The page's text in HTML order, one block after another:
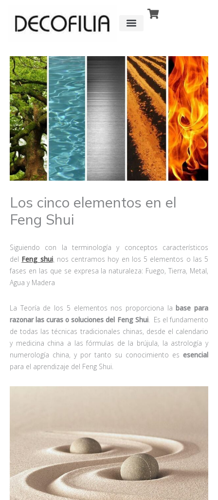
contenido
Los cinco elementos en el
Feng Shui
Siguiendo con la terminología y conceptos característicos
del Feng shui, nos centramos hoy en los 5 elementos o las 5
fases en las que se expresa la naturaleza: Fuego, Tierra, Metal,
Agua y Madera
La Teoría de los 5 elementos nos proporciona labase para
razonar las curas o soluciones del Feng Shui. Es el fundamento
de todas las técnicas tradicionales chinas, desde el calendario
y medicina china a las fórmulas de la brújula, la astrología y
numerología china, y por tanto su conocimiento es esencial
para el aprendizaje del Feng Shui.